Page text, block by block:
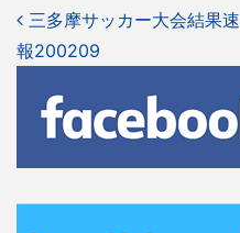
投
稿
ナ
ビ
ゲ
ー
三多摩サッカー大会結果速
報200209